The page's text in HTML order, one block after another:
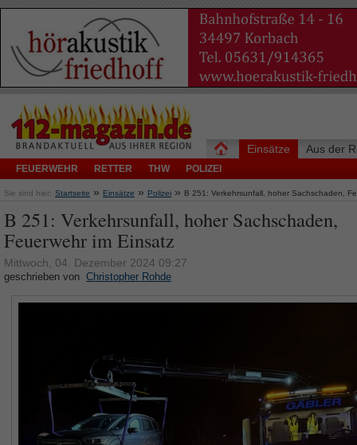
Einsätze
FEUERWEHR RETTER THW POLIZEI
Aus der
Sie sind hier: Startseite » Einsätze » Polizei » B 251: Verkehrsunfall, hoher Sachschaden,
B 251: Verkehrsunfall, hoher Sachschaden,
Feuerwehr im Einsatz
Mittwoch, 04. Dezember 2024 09:27
geschrieben von Christopher Rohde